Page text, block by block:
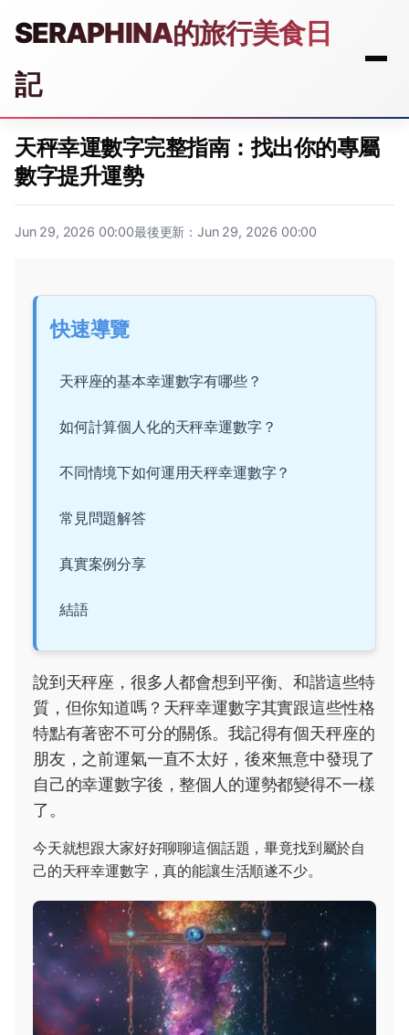
SERAPHINA的旅行美食日
記
天秤幸運數字完整指南：找出你的專屬
數字提升運勢
Jun 29, 2026 00:00最後更新：Jun 29, 2026 00:00
快速導覽
天秤座的基本幸運數字有哪些？
如何計算個人化的天秤幸運數字？
不同情境下如何運用天秤幸運數字？
常見問題解答
真實案例分享
結語
說到天秤座，很多人都會想到平衡、和諧這些特
質，但你知道嗎？天秤幸運數字其實跟這些性格
特點有著密不可分的關係。我記得有個天秤座的
朋友，之前運氣一直不太好，後來無意中發現了
自己的幸運數字後，整個人的運勢都變得不一樣
了。
今天就想跟大家好好聊聊這個話題，畢竟找到屬於自
己的天秤幸運數字，真的能讓生活順遂不少。